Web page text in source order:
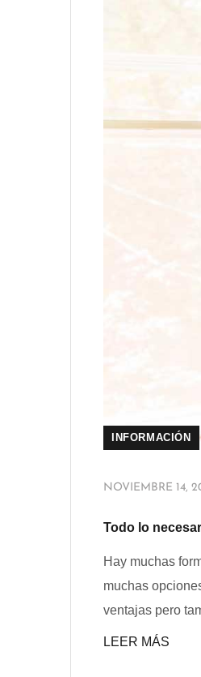
INFORMACIÓN
NOVIEMBRE 14,
Todo lo
Hay muchas
muchas
ventajas pero
LEER MÁS